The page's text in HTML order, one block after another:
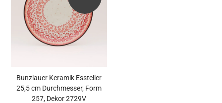
Bunzlauer Keramik Essteller
25,5 cm Durchmesser, Form
257, Dekor 2729V